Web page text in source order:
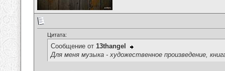
Цитата:
Сообщение от 13thangel
Для меня музыка - художественное произведение,